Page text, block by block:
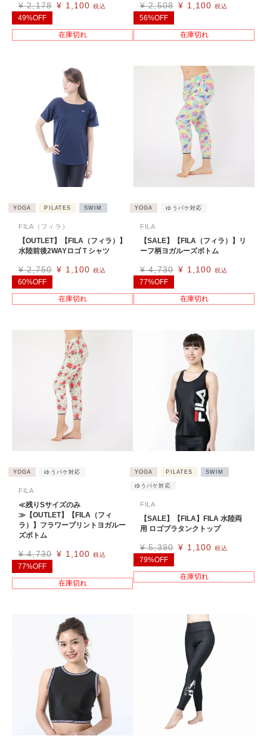
¥ 2,178 ¥ 1,100 税込
49%OFF
在庫切れ
¥ 2,508 ¥ 1,100 税込
56%OFF
在庫切れ
YOGA PILATES SWIM
FILA（フィラ）
【OUTLET】【FILA（フィラ）】
水陸前後2WAYロゴＴシャツ
¥ 2,750 ¥ 1,100 税込
60%OFF
在庫切れ
YOGA ゆうパケ対応
FILA
【SALE】【FILA（フィラ）】リ
ーフ柄ヨガルーズボトム
¥ 4,730 ¥ 1,100 税込
77%OFF
在庫切れ
YOGA ゆうパケ対応
FILA
≪残りSサイズのみ
≫【OUTLET】【FILA（フィ
ラ）】フラワープリントヨガルー
ズボトム
¥ 4,730 ¥ 1,100 税込
77%OFF
在庫切れ
YOGA PILATES SWIM
ゆうパケ対応
FILA
【SALE】【FILA】FILA 水陸両
用 ロゴブラタンクトップ
¥ 5,390 ¥ 1,100 税込
79%OFF
在庫切れ